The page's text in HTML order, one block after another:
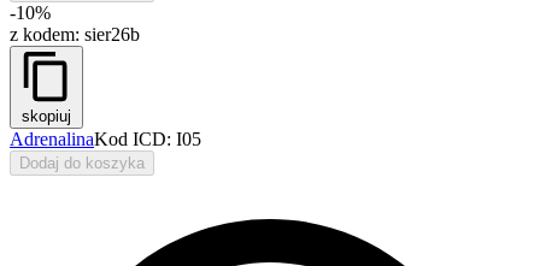
-10%
z kodem: sier26b
skopiuj
AdrenalinaKod ICD: I05
Dodaj do koszyka